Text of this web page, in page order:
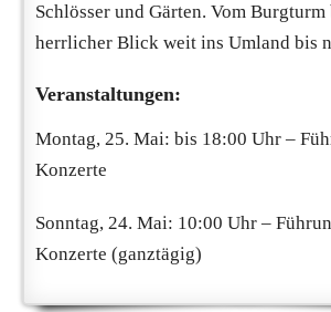
Schlösser und Gärten. Vom
herrlicher Blick weit ins Umland bis
Veranstaltungen:
Montag, 25. Mai: bis 18:00 Uhr –
Konzerte
Sonntag, 24. Mai: 10:00 Uhr –
Konzerte (ganztägig)